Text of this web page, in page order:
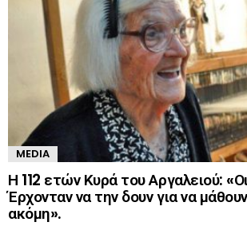
MEDIA
Η 112 ετών Κυρά του Αργαλειού:
Έρχονταν να την δουν για να
ακόμη».